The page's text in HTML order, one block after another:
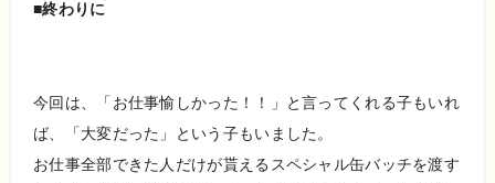
■終わりに
今回は、「お仕事愉しかった！！」と言ってくれる子もいれ
ば、「大変だった」という子もいました。
お仕事全部できた人だけが貰えるスペシャル缶バッチを渡す